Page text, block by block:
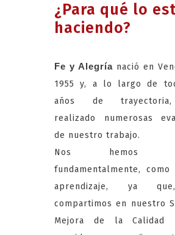
¿Para qué lo
haciendo?
Fe y Alegría nació en
1955 y, a lo largo de
años de
realizado numerosas
de nuestro trabajo.
Nos hemos
fundamentalmente,
aprendizaje, ya
compartimos en nuestro
Mejora de la Calidad